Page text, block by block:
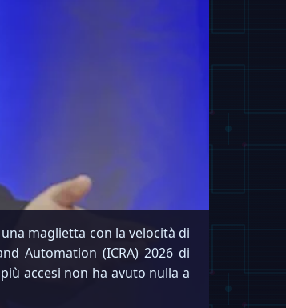
maglietta con la velocità di
Automation (ICRA) 2026 di
accesi non ha avuto nulla a